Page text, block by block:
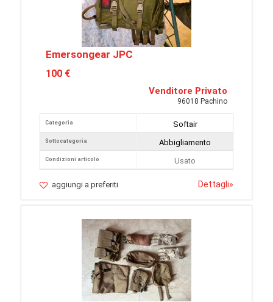
Emersongear JPC
100 €
Venditore Privato
96018 Pachino
Categoria
Sottocategoria
Condizioni articolo
Softair
Abbigliamento
Usato
aggiungi a preferiti Dettagli»